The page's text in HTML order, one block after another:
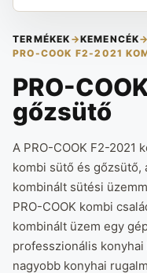
TERMÉKEK →KEMENCÉK→
PRO-COOK F2-2021
PRO-
gőzsütő
A PRO-COOK F2-2021
kombi sütő és gőzsütő,
kombinált sütési
PRO-COOK kombi
kombinált üzem egy
professzionális
nagyobb konyhai